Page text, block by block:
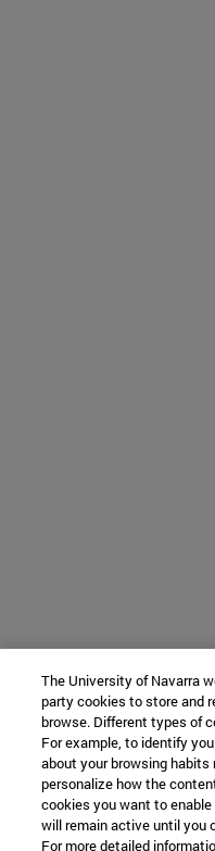
The University of Navarra
party cookies to store and
browse. Different types of
For example, to identify
about your browsing
personalize how the
cookies you want to
will remain active until you
For more detailed